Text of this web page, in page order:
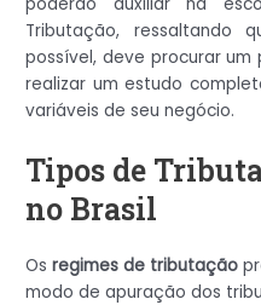
Tributação, ressaltando
possível, deve procurar um
realizar um estudo
variáveis de seu negócio.
Tipos de
no Brasil
Osregimes de tributação
modo de apuração dos